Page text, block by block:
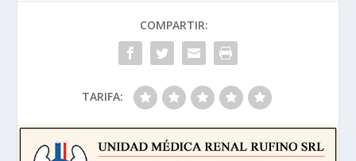
COMPARTIR:
TARIFA: